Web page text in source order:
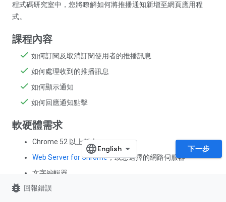
程式碼研究室中，您將瞭解如何將推播通知新增至網頁應用程
式。
課程內容
如何訂閱及取消訂閱使用者的推播訊息
如何處理收到的推播訊息
如何顯示通知
如何回應通知點擊
軟硬體需求
Chrome 52 以上版本
Web Server for Chrome，或您選擇的網路伺服器
文字編輯器
具備 HTML、CSS、JavaScript 和 Chrome 開發人員工具
下一步
bug_report 回報錯誤